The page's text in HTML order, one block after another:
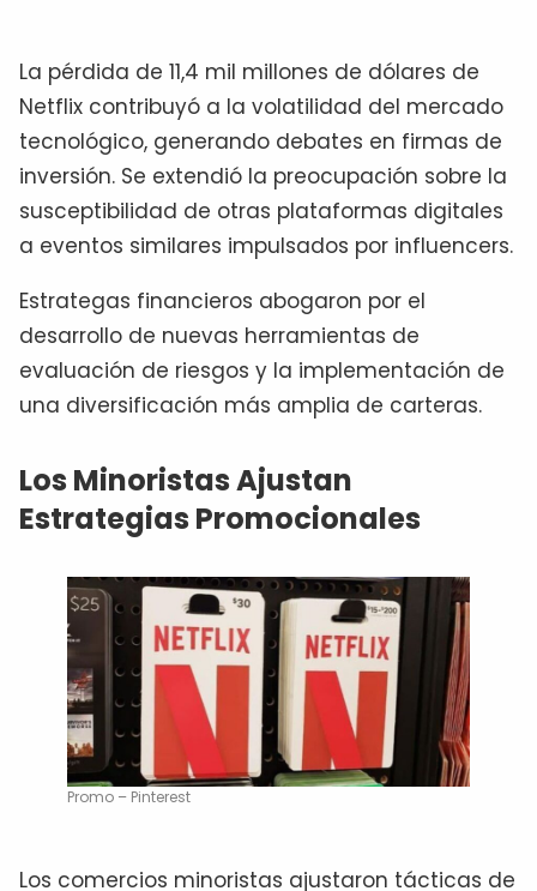
La pérdida de 11,4 mil millones de dólares de
Netflix contribuyó a la volatilidad del mercado
tecnológico, generando debates en firmas de
inversión. Se extendió la preocupación sobre la
susceptibilidad de otras plataformas digitales
a eventos similares impulsados por influencers.
Estrategas financieros abogaron por el
desarrollo de nuevas herramientas de
evaluación de riesgos y la implementación de
una diversificación más amplia de carteras.
Los Minoristas Ajustan
Estrategias Promocionales
Promo – Pinterest
Los comercios minoristas ajustaron tácticas de